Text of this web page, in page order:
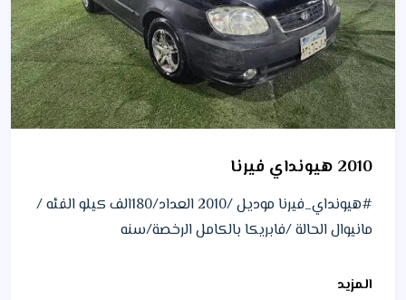
2010 هيونداي فيرنا
#هيونداي_فيرنا موديل /2010 العداد/180الف كيلو الفئه /
مانيوال الحالة /فابريكا بالكامل الرخصة/سنه
المزيد